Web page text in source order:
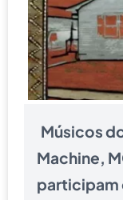
Músicos
Machine,
participam